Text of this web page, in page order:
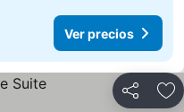
Ver precios
Compartir